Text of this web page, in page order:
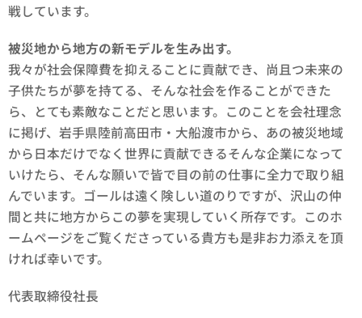
戦しています。
被災地から地方の新モデルを生み出す。
我々が社会保障費を抑えることに貢献でき、尚且つ未来の
子供たちが夢を持てる、そんな社会を作ることができた
ら、とても素敵なことだと思います。このことを会社理念
に掲げ、岩手県陸前高田市・大船渡市から、あの被災地域
から日本だけでなく世界に貢献できるそんな企業になって
いけたら、そんな願いで皆で目の前の仕事に全力で取り組
んでいます。ゴールは遠く険しい道のりですが、沢山の仲
間と共に地方からこの夢を実現していく所存です。このホ
ームページをご覧くださっている貴方も是非お力添えを頂
ければ幸いです。
代表取締役社長